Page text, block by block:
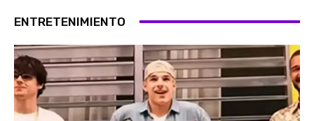
ENTRETENIMIENTO